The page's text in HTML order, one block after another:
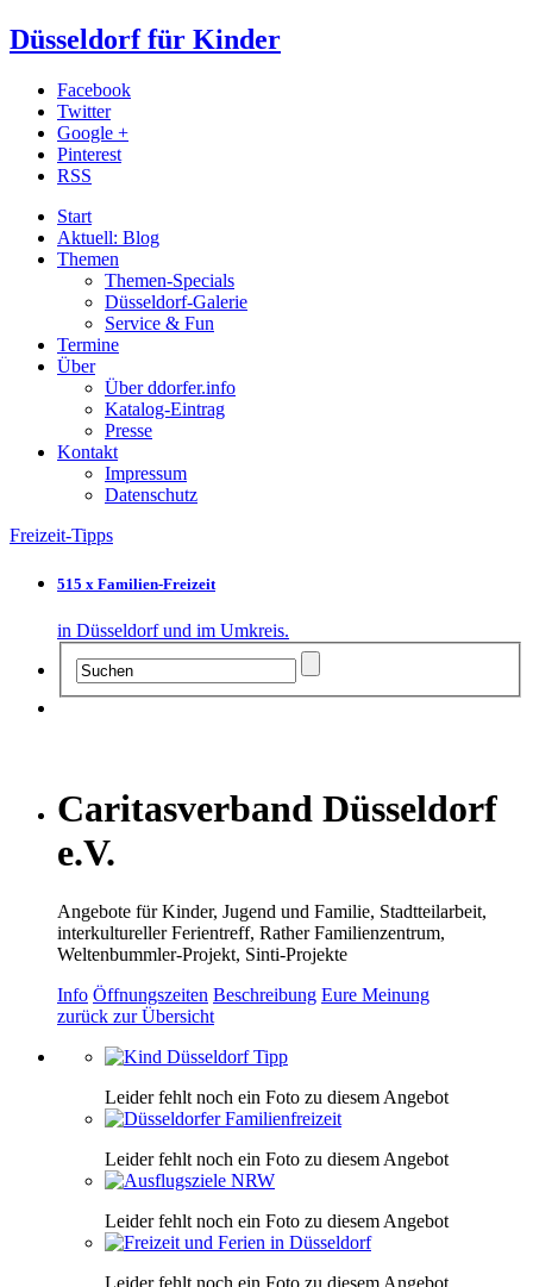
Düsseldorf für Kinder
Facebook
Twitter
Google +
Pinterest
RSS
Start
Aktuell: Blog
Themen
Themen-Specials
Düsseldorf-Galerie
Service & Fun
Termine
Über
Über ddorfer.info
Katalog-Eintrag
Presse
Kontakt
Impressum
Datenschutz
Freizeit-Tipps
515 x Familien-Freizeit
in Düsseldorf und im Umkreis.
Caritasverband Düsseldorf
e.V.
Angebote für Kinder, Jugend und Familie, Stadtteilarbeit,
interkultureller Ferientreff, Rather Familienzentrum,
Weltenbummler-Projekt, Sinti-Projekte
Info Öffnungszeiten Beschreibung Eure Meinung
zurück zur Übersicht
Leider fehlt noch ein Foto zu diesem Angebot
Leider fehlt noch ein Foto zu diesem Angebot
Leider fehlt noch ein Foto zu diesem Angebot
Leider fehlt noch ein Foto zu diesem Angebot